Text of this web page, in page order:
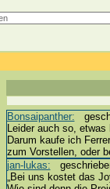
Bonsaipanther:
Leider auch so,
Darum kaufe ich
zum Vorstellen, oder
jan-lukas:
„Bei uns kostet das